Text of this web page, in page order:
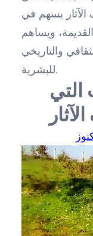
يسهم في
ويساهم
والتاريخي
للبشرية.
التي